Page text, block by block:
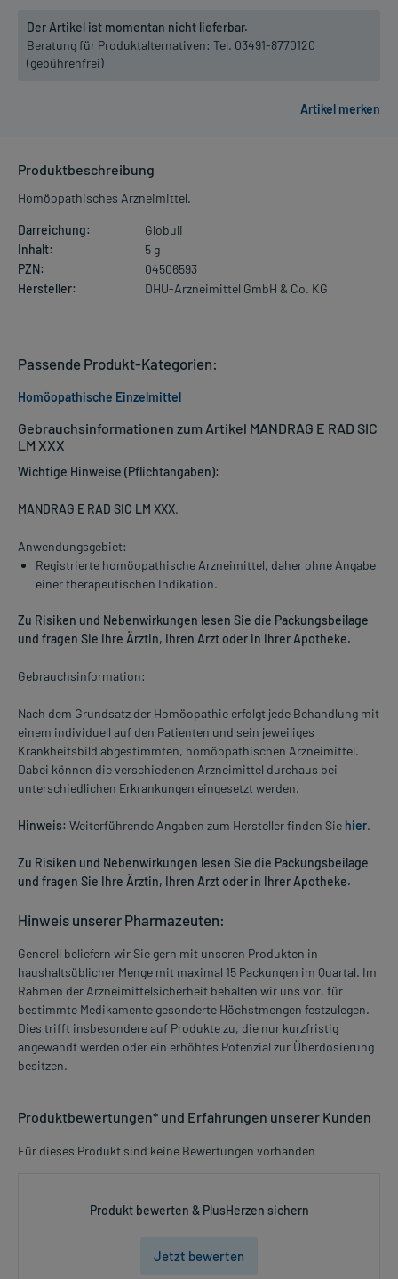
Der Artikel ist momentan nicht lieferbar.
Beratung für Produktalternativen: Tel. 03491-8770120
(gebührenfrei)
Produktbeschreibung
Homöopathisches Arzneimittel.
Darreichung:
Globuli
Inhalt:
5 g
PZN:
04506593
Hersteller:
DHU-Arzneimittel GmbH & Co. KG
Gebrauchsinformationen zum Artikel MANDRAG E RAD SIC
LM XXX
Wichtige Hinweise (Pflichtangaben):
MANDRAG E RAD SIC LM XXX.
Anwendungsgebiet:
Registrierte homöopathische Arzneimittel, daher ohne Angabe
einer therapeutischen Indikation.
Zu Risiken und Nebenwirkungen lesen Sie die Packungsbeilage
und fragen Sie Ihre Ärztin, Ihren Arzt oder in Ihrer Apotheke.
Gebrauchsinformation:
Nach dem Grundsatz der Homöopathie erfolgt jede Behandlung mit
einem individuell auf den Patienten und sein jeweiliges
Krankheitsbild abgestimmten, homöopathischen Arzneimittel.
Dabei können die verschiedenen Arzneimittel durchaus bei
unterschiedlichen Erkrankungen eingesetzt werden.
Hinweis: Weiterführende Angaben zum Hersteller finden Sie hier.
Zu Risiken und Nebenwirkungen lesen Sie die Packungsbeilage
und fragen Sie Ihre Ärztin, Ihren Arzt oder in Ihrer Apotheke.
Hinweis unserer Pharmazeuten:
Generell beliefern wir Sie gern mit unseren Produkten in
haushaltsüblicher Menge mit maximal 15 Packungen im Quartal. Im
Rahmen der Arzneimittelsicherheit behalten wir uns vor, für
bestimmte Medikamente gesonderte Höchstmengen festzulegen.
Dies trifft insbesondere auf Produkte zu, die nur kurzfristig
angewandt werden oder ein erhöhtes Potenzial zur Überdosierung
besitzen.
Produktbewertungen* und Erfahrungen unserer Kunden
Für dieses Produkt sind keine Bewertungen vorhanden
Produkt bewerten & PlusHerzen sichern
Jetzt bewerten
Passende Produkt-Kategorien:
Homöopathische Einzelmittel